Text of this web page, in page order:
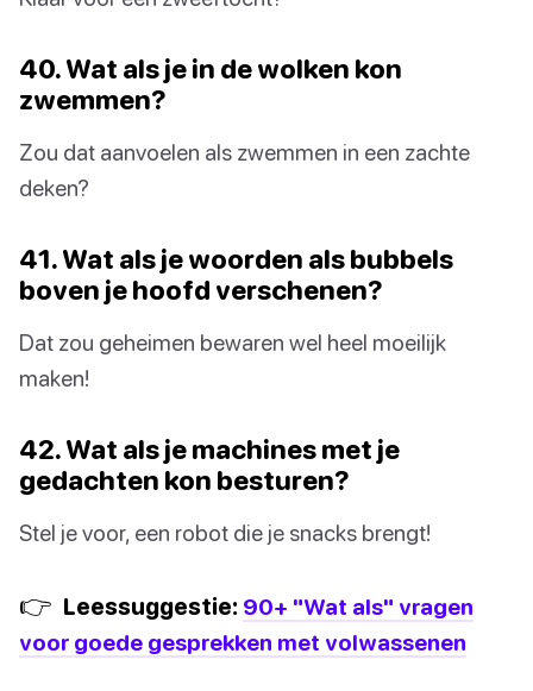
40. Wat als je in de wolken kon
zwemmen?
Zou dat aanvoelen als zwemmen in een zachte
deken?
41. Wat als je woorden als bubbels
boven je hoofd verschenen?
Dat zou geheimen bewaren wel heel moeilijk
maken!
42. Wat als je machines met je
gedachten kon besturen?
Stel je voor, een robot die je snacks brengt!
👉 Leessuggestie: 90+ "Wat als" vragen
voor goede gesprekken met volwassenen